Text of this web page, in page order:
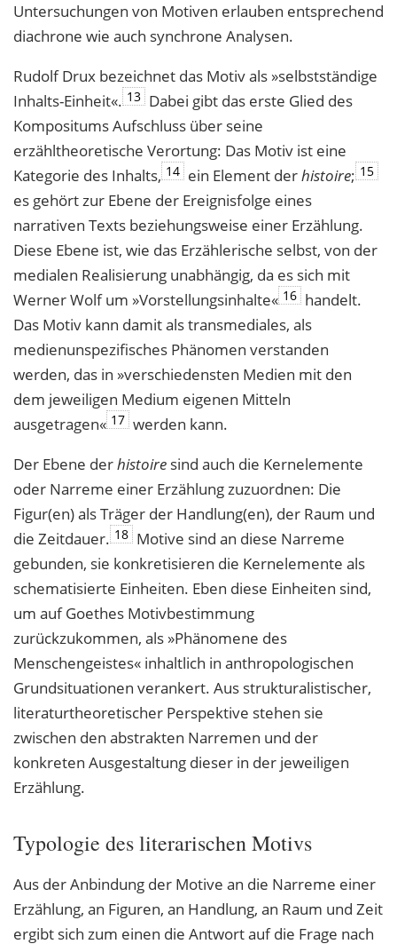
Untersuchungen von Motiven erlauben entsprechend
diachrone wie auch synchrone Analysen.
Rudolf Drux bezeichnet das Motiv als »selbstständige
Inhalts-Einheit«. 13 Dabei gibt das erste Glied des
Kompositums Aufschluss über seine
erzähltheoretische Verortung: Das Motiv ist eine
Kategorie des Inhalts, 14 ein Element derhistoire; 15
es gehört zur Ebene der Ereignisfolge eines
narrativen Texts beziehungsweise einer Erzählung.
Diese Ebene ist, wie das Erzählerische selbst, von der
medialen Realisierung unabhängig, da es sich mit
Werner Wolf um »Vorstellungsinhalte« 16 handelt.
Das Motiv kann damit als transmediales, als
medienunspezifisches Phänomen verstanden
werden, das in »verschiedensten Medien mit den
dem jeweiligen Medium eigenen Mitteln
ausgetragen« 17 werden kann.
Der Ebene derhistoire sind auch die Kernelemente
oder Narreme einer Erzählung zuzuordnen: Die
Figur(en) als Träger der Handlung(en), der Raum und
die Zeitdauer. 18 Motive sind an diese Narreme
gebunden, sie konkretisieren die Kernelemente als
schematisierte Einheiten. Eben diese Einheiten sind,
um auf Goethes Motivbestimmung
zurückzukommen, als »Phänomene des
Menschengeistes« inhaltlich in anthropologischen
Grundsituationen verankert. Aus strukturalistischer,
literaturtheoretischer Perspektive stehen sie
zwischen den abstrakten Narremen und der
konkreten Ausgestaltung dieser in der jeweiligen
Erzählung.
Typologie des literarischen Motivs
Aus der Anbindung der Motive an die Narreme einer
Erzählung, an Figuren, an Handlung, an Raum und Zeit
ergibt sich zum einen die Antwort auf die Frage nach